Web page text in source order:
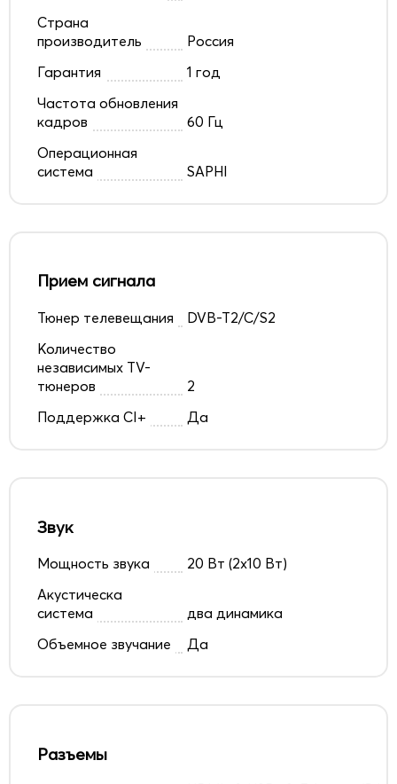
Страна
производитель
Россия
Гарантия
1 год
Частота обновления
кадров
60 Гц
Операционная
система
SAPHI
Прием сигнала
Тюнер телевещания
DVB-T2/C/S2
Количество
независимых TV-
тюнеров
2
Поддержка CI+
Да
Звук
Мощность звука
20 Вт (2х10 Вт)
Акустическа
система
два динамика
Объемное звучание
Да
Разъемы